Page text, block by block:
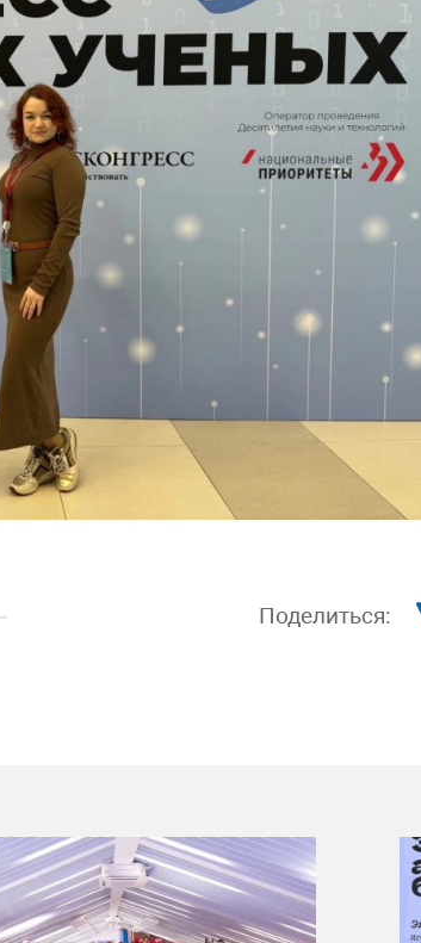
Поделиться: